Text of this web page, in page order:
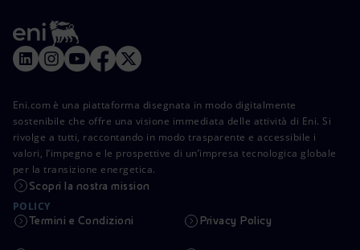
Eni.com è una piattaforma disegnata in modo digitalmente
sostenibile che offre una visione immediata delle attività di Eni. Si
rivolge a tutti, raccontando in modo trasparente e accessibile i
valori, l’impegno e le prospettive di un’impresa tecnologica globale
per la transizione energetica.
Scopri la nostra mission
POLICY
Termini e Condizioni Privacy Policy